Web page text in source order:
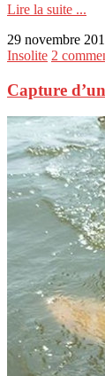
Lire la suite ...
29 novembre
Insolite 2
Capture